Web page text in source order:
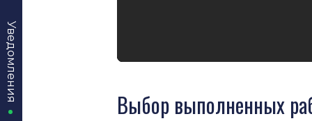
Выбор выполненных
Уведомления
Уведомления